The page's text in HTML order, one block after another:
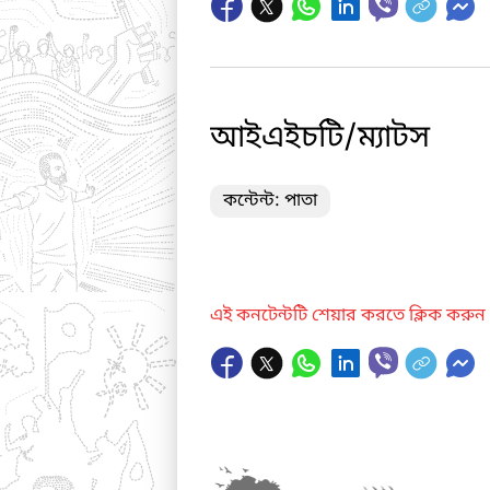
আইএইচটি/ম্যাটস
কন্টেন্ট: পাতা
এই কনটেন্টটি শেয়ার করতে ক্লিক করুন